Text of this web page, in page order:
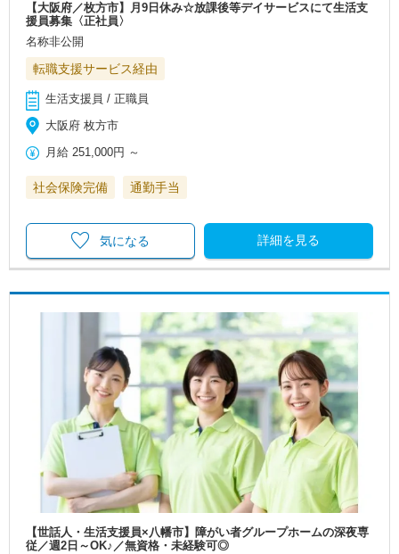
【大阪府／枚方市】月9日休み☆放課後等デイサービスにて生活支
援員募集〈正社員〉
名称非公開
転職支援サービス経由
生活支援員 / 正職員
大阪府 枚方市
月給 251,000円 ～
社会保険完備 通勤手当
詳細を見る
気になる
【世話人・生活支援員×八幡市】障がい者グループホームの深夜専
従／週2日～OK♪／無資格・未経験可◎